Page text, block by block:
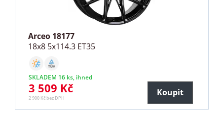
Arceo 18177
18x8 5x114.3 ET35
SKLADEM 16 ks, ihned
3 509 Kč
2 900 Kč bez DPH
Koupit